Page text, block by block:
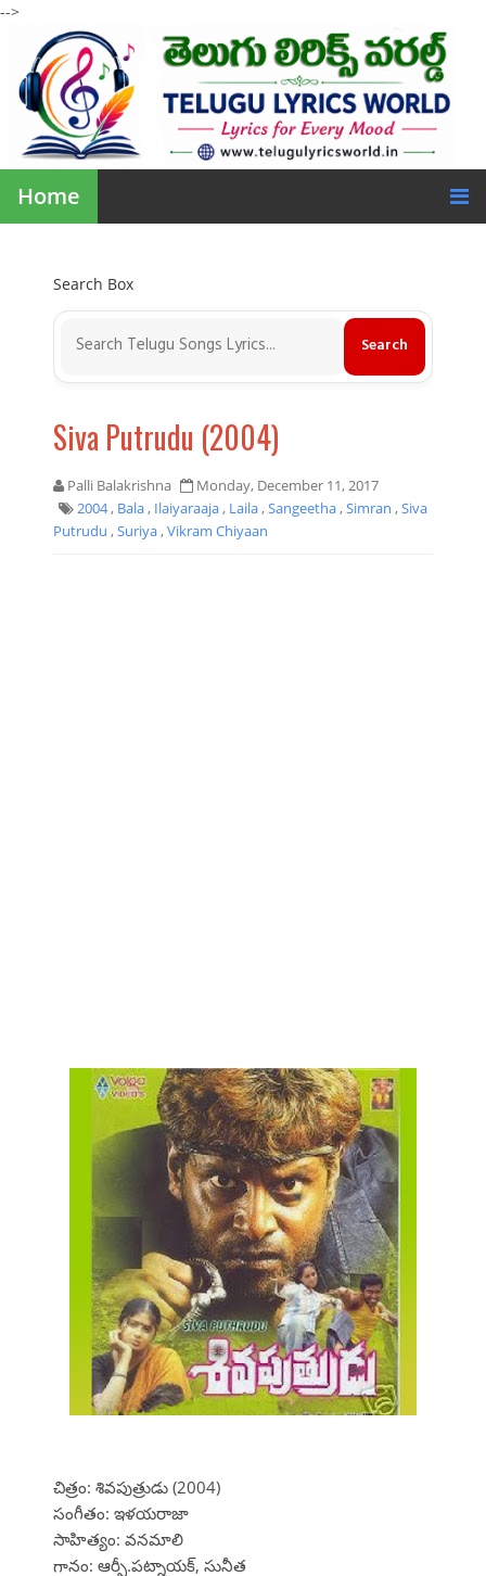
-->
Home
Search Box
Siva Putrudu (2004)
Palli Balakrishna
Monday, December 11, 2017
2004, Bala, Ilaiyaraaja, Laila,Sangeetha,Simran ,Siva
Putrudu ,Suriya,Vikram Chiyaan
చిత్రం: శివపుత్రుడు (2004)
సంగీతం: ఇళయరాజా
సాహిత్యం: వనమాలి
గానం: ఆర్పీ.పట్నాయక్, సునీత